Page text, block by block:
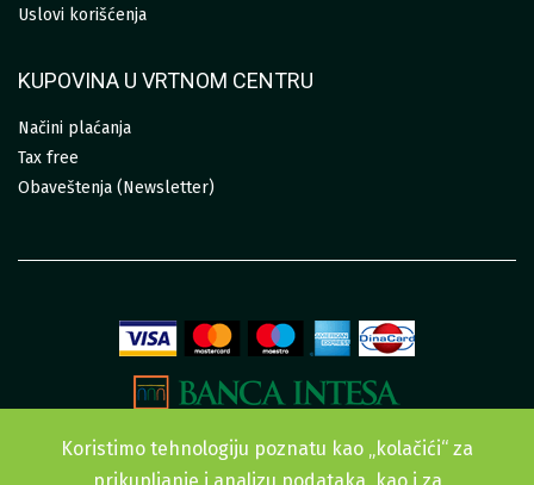
Uslovi korišćenja
KUPOVINA U VRTNOM CENTRU
Načini plaćanja
Tax free
Obaveštenja (Newsletter)
Koristimo tehnologiju poznatu kao „kolačići“ za